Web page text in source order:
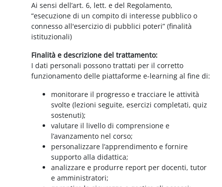
Ai sensi dell’art. 6, lett. e del Regolamento,
“esecuzione di un compito di interesse pubblico o
connesso all'esercizio di pubblici poteri” (finalità
istituzionali)
Finalità e descrizione del trattamento:
I dati personali possono trattati per il corretto
funzionamento delle piattaforme e-learning al fine di:
monitorare il progresso e tracciare le attività
svolte (lezioni seguite, esercizi completati, quiz
sostenuti);
valutare il livello di comprensione e
l’avanzamento nel corso;
personalizzare l’apprendimento e fornire
supporto alla didattica;
analizzare e produrre report per docenti, tutor
e amministratori;